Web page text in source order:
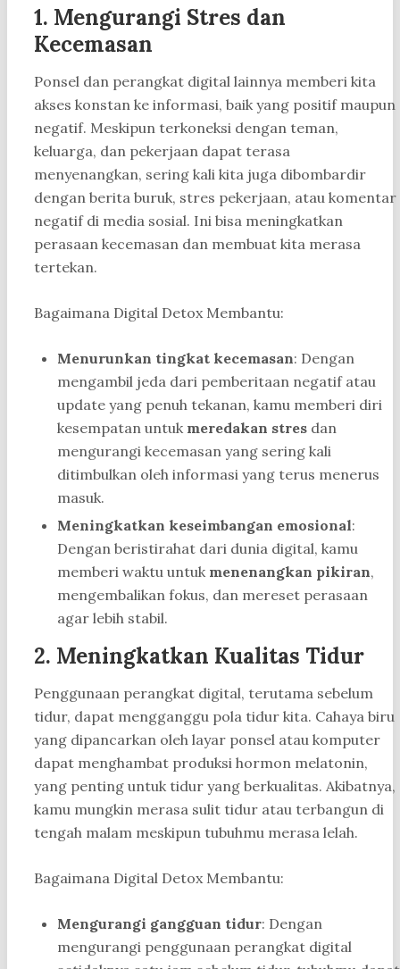
1. Mengurangi Stres dan
Kecemasan
Ponsel dan perangkat digital lainnya memberi kita
akses konstan ke informasi, baik yang positif maupun
negatif. Meskipun terkoneksi dengan teman,
keluarga, dan pekerjaan dapat terasa
menyenangkan, sering kali kita juga dibombardir
dengan berita buruk, stres pekerjaan, atau komentar
negatif di media sosial. Ini bisa meningkatkan
perasaan kecemasan dan membuat kita merasa
tertekan.
Bagaimana Digital Detox Membantu:
Menurunkan tingkat kecemasan: Dengan
mengambil jeda dari pemberitaan negatif atau
update yang penuh tekanan, kamu memberi diri
kesempatan untuk meredakan stres dan
mengurangi kecemasan yang sering kali
ditimbulkan oleh informasi yang terus menerus
masuk.
Meningkatkan keseimbangan emosional:
Dengan beristirahat dari dunia digital, kamu
memberi waktu untuk menenangkan pikiran,
mengembalikan fokus, dan mereset perasaan
agar lebih stabil.
2. Meningkatkan Kualitas Tidur
Penggunaan perangkat digital, terutama sebelum
tidur, dapat mengganggu pola tidur kita. Cahaya biru
yang dipancarkan oleh layar ponsel atau komputer
dapat menghambat produksi hormon melatonin,
yang penting untuk tidur yang berkualitas. Akibatnya,
kamu mungkin merasa sulit tidur atau terbangun di
tengah malam meskipun tubuhmu merasa lelah.
Bagaimana Digital Detox Membantu:
Mengurangi gangguan tidur: Dengan
mengurangi penggunaan perangkat digital